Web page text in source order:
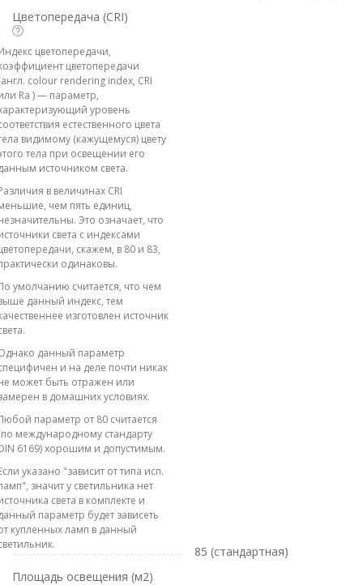
Цветопередача (CRI)
цветопередачи,
цветопередачи
colour rendering index, CRI
Ra ) — параметр,
уровень
естественного цвета
видимому (кажущемуся) цвету
тела при освещении его
источником света.
в величинах CRI
чем пять единиц,
Это означает, что
света с индексами
скажем, в 80 и 83,
одинаковы.
умолчанию считается, что чем
данный индекс, тем
изготовлен источник
данный параметр
и на деле почти никак
может быть отражен или
в домашних условиях.
параметр от 80 считается
международному стандарту
6169) хорошим и допустимым.
указано "зависит от типа исп.
значит у светильника нет
света в комплекте и
параметр будет зависеть
купленных ламп в данный
85 (стандартная)
Площадь освещения (м2)